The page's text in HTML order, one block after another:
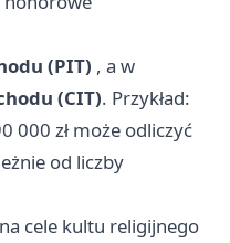
(PIT) , a w
(CIT). Przykład:
000 zł może odliczyć
od liczby
cele kultu religijnego